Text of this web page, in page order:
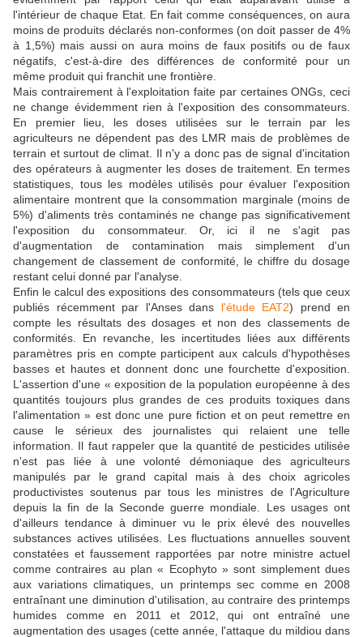
l'intérieur de chaque Etat. En fait comme conséquences, on aura
moins de produits déclarés non-conformes (on doit passer de 4%
à 1,5%) mais aussi on aura moins de faux positifs ou de faux
négatifs, c'est-à-dire des différences de conformité pour un
même produit qui franchit une frontière.
Mais contrairement à l'exploitation faite par certaines ONGs, ceci
ne change évidemment rien à l'exposition des consommateurs.
En premier lieu, les doses utilisées sur le terrain par les
agriculteurs ne dépendent pas des LMR mais de problèmes de
terrain et surtout de climat. Il n'y a donc pas de signal d'incitation
des opérateurs à augmenter les doses de traitement. En termes
statistiques, tous les modèles utilisés pour évaluer l'exposition
alimentaire montrent que la consommation marginale (moins de
5%) d'aliments très contaminés ne change pas significativement
l'exposition du consommateur. Or, ici il ne s'agit pas
d'augmentation de contamination mais simplement d'un
changement de classement de conformité, le chiffre du dosage
restant celui donné par l'analyse.
Enfin le calcul des expositions des consommateurs (tels que ceux
publiés récemment par l'Anses dans l'étude EAT2) prend en
compte les résultats des dosages et non des classements de
conformités. En revanche, les incertitudes liées aux différents
paramètres pris en compte participent aux calculs d'hypothèses
basses et hautes et donnent donc une fourchette d'exposition.
L'assertion d'une « exposition de la population européenne à des
quantités toujours plus grandes de ces produits toxiques dans
l'alimentation » est donc une pure fiction et on peut remettre en
cause le sérieux des journalistes qui relaient une telle
information. Il faut rappeler que la quantité de pesticides utilisée
n'est pas liée à une volonté démoniaque des agriculteurs
manipulés par le grand capital mais à des choix agricoles
productivistes soutenus par tous les ministres de l'Agriculture
depuis la fin de la Seconde guerre mondiale. Les usages ont
d'ailleurs tendance à diminuer vu le prix élevé des nouvelles
substances actives utilisées. Les fluctuations annuelles souvent
constatées et faussement rapportées par notre ministre actuel
comme contraires au plan « Ecophyto » sont simplement dues
aux variations climatiques, un printemps sec comme en 2008
entraînant une diminution d'utilisation, au contraire des printemps
humides comme en 2011 et 2012, qui ont entraîné une
augmentation des usages (cette année, l'attaque du mildiou dans